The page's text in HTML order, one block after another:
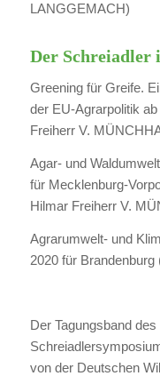
LANGGEMACH)
Der
Greening für Greife.
der EU-Agrarpolitik
Freiherr V.
Agar- und
für Mecklenburg-
Hilmar Freiherr V.
Agrarumwelt- und
2020 für
Der Tagungsband des
von der Deutschen